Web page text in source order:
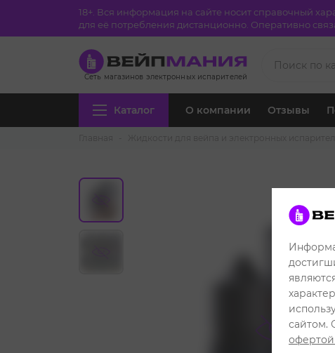
18+. Вся информация на сайте носит справочный
для её потребления дистанционно. Оперативно
Сеть магазинов электронных испарителей
Каталог О компании Отзывы
сайтом.
офертой